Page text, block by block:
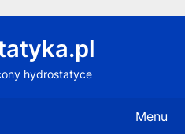
hydrostatyce
Menu